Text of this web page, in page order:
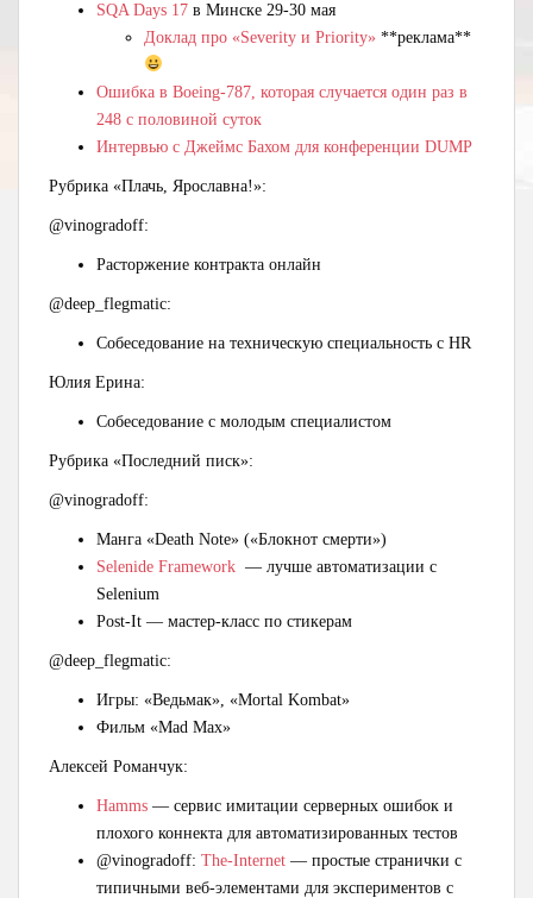
SQA Days 17 в Минске 29-30 мая
Доклад про «Severity и Priority» **реклама**
Ошибка в Boeing-787, которая случается один раз в
248 с половиной суток
Интервью с Джеймс Бахом для конференции DUMP
Рубрика «Плачь, Ярославна!»:
@vinogradoff:
Расторжение контракта онлайн
@deep_flegmatic:
Собеседование на техническую специальность с HR
Юлия Ерина:
Собеседование с молодым специалистом
Рубрика «Последний писк»:
@vinogradoff:
Манга «Death Note» («Блокнот смерти»)
Selenide Framework — лучше автоматизации с
Selenium
Post-It — мастер-класс по стикерам
@deep_flegmatic:
Игры: «Ведьмак», «Mortal Kombat»
Фильм «Mad Max»
Алексей Романчук:
Hamms — сервис имитации серверных ошибок и
плохого коннекта для автоматизированных тестов
@vinogradoff: The-Internet — простые странички с
типичными веб-элементами для экспериментов с